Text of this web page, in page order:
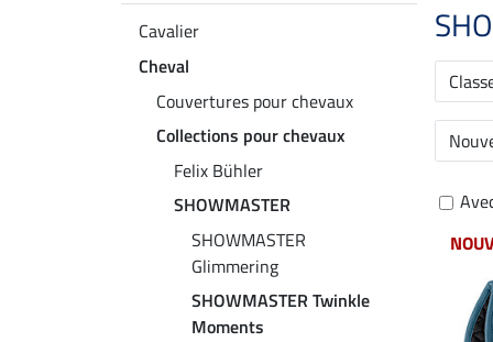
Cavalier
Cheval
Couvertures pour chevaux
Collections pour chevaux
Felix Bühler
SHOWMASTER
SHOWMASTER
Glimmering
SHOWMASTER Twinkle
Moments